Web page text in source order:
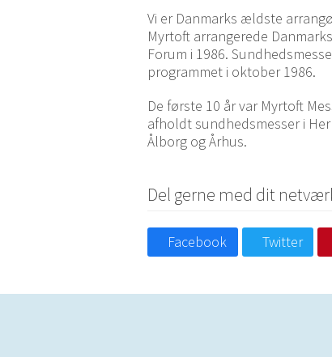
Vi er Danmarks ældste
Myrtoft arrangerede
Forum i 1986.
programmet i oktober 1986.
De første 10 år var Myrtoft
afholdt sundhedsmesser i
Ålborg og Århus.
Del gerne med dit
Facebook Twitter